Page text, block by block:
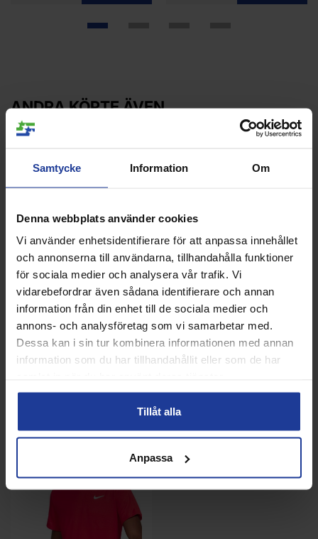
Samtycke Information Om
Denna webbplats använder cookies
Vi använder enhetsidentifierare för att anpassa innehållet
och annonserna till användarna, tillhandahålla funktioner
för sociala medier och analysera vår trafik. Vi
vidarebefordrar även sådana identifierare och annan
information från din enhet till de sociala medier och
annons- och analysföretag som vi samarbetar med.
Dessa kan i sin tur kombinera informationen med annan
information som du har tillhandahållit eller som de har
Tillåt alla
Anpassa
ANDRA KÖPTE ÄVEN
NIKE Victory Shorts 7 tum
Green Mens
Info Köp
Blue Mens
Info Köp
ANDRA KÖPTE ÄVEN